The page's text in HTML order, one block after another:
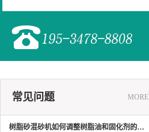
常见问题 MORE
树脂砂混砂机如何调整树脂油和固化剂的…